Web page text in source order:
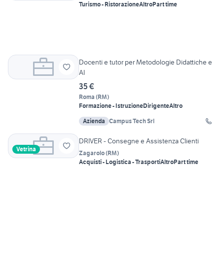
Turismo - RistorazioneAltroPart time
Docenti e tutor per Metodologie Didattiche e
AI
35 €
Roma (RM)
Formazione - IstruzioneDirigenteAltro
Azienda Campus Tech Srl
Vetrina
DRIVER - Consegne e Assistenza Clienti
Zagarolo(RM)
Acquisti - Logistica - TrasportiAltroPart time